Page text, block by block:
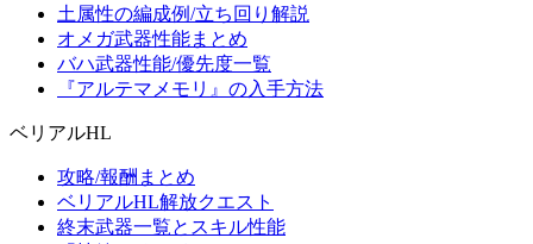
土属性の編成例/立ち回り解説
オメガ武器性能まとめ
バハ武器性能/優先度一覧
『アルテマメモリ』の入手方法
ベリアルHL
攻略/報酬まとめ
ベリアルHL解放クエスト
終末武器一覧とスキル性能